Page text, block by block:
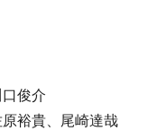
俊介
裕貴、尾崎達哉